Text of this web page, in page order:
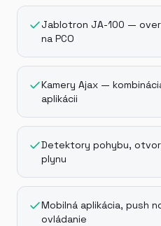
Jablotron JA-100 —
na PCO
Kamery Ajax —
aplikácii
Detektory pohybu,
plynu
Mobilná aplikácia, push
ovládanie